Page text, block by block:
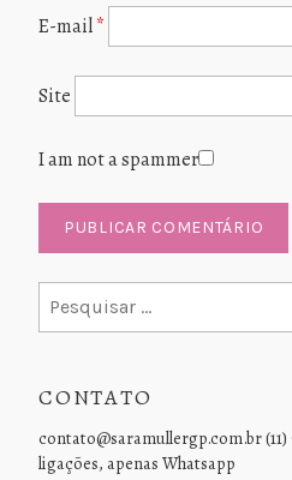
E-mail*
Site
I am not a spammer
por:
CONTATO
contato@saramullergp.com.br (11)
ligações, apenas Whatsapp